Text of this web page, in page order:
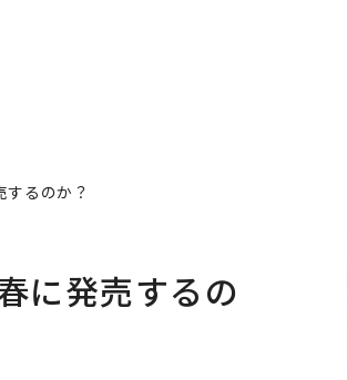
るのか？
に発売するの